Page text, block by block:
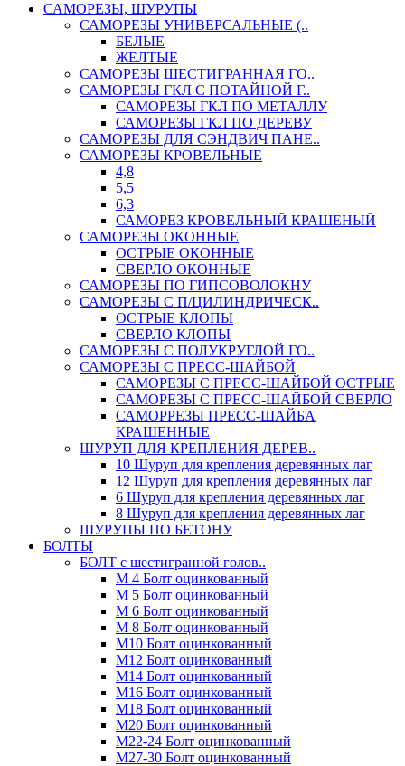
САМОРЕЗЫ, ШУРУПЫ
САМОРЕЗЫ УНИВЕРСАЛЬНЫЕ (..
БЕЛЫЕ
ЖЕЛТЫЕ
САМОРЕЗЫ ШЕСТИГРАННАЯ ГО..
САМОРЕЗЫ ГКЛ С ПОТАЙНОЙ Г..
САМОРЕЗЫ ГКЛ ПО МЕТАЛЛУ
САМОРЕЗЫ ГКЛ ПО ДЕРЕВУ
САМОРЕЗЫ ДЛЯ СЭНДВИЧ ПАНЕ..
САМОРЕЗЫ КРОВЕЛЬНЫЕ
4,8
5,5
6,3
САМОРЕЗ КРОВЕЛЬНЫЙ КРАШЕНЫЙ
САМОРЕЗЫ ОКОННЫЕ
ОСТРЫЕ ОКОННЫЕ
СВЕРЛО ОКОННЫЕ
САМОРЕЗЫ ПО ГИПСОВОЛОКНУ
САМОРЕЗЫ С П/ЦИЛИНДРИЧЕСК..
ОСТРЫЕ КЛОПЫ
СВЕРЛО КЛОПЫ
САМОРЕЗЫ С ПОЛУКРУГЛОЙ ГО..
САМОРЕЗЫ С ПРЕСС-ШАЙБОЙ
САМОРЕЗЫ С ПРЕСС-ШАЙБОЙ ОСТРЫЕ
САМОРЕЗЫ С ПРЕСС-ШАЙБОЙ СВЕРЛО
САМОРРЕЗЫ ПРЕСС-ШАЙБА
КРАШЕННЫЕ
ШУРУП ДЛЯ КРЕПЛЕНИЯ ДЕРЕВ..
10 Шуруп для крепления деревянных лаг
12 Шуруп для крепления деревянных лаг
6 Шуруп для крепления деревянных лаг
8 Шуруп для крепления деревянных лаг
ШУРУПЫ ПО БЕТОНУ
БОЛТЫ
БОЛТ с шестигранной голов..
М 4 Болт оцинкованный
М 5 Болт оцинкованный
М 6 Болт оцинкованный
М 8 Болт оцинкованный
М10 Болт оцинкованный
М12 Болт оцинкованный
М14 Болт оцинкованный
М16 Болт оцинкованный
М18 Болт оцинкованный
М20 Болт оцинкованный
М22-24 Болт оцинкованный
М27-30 Болт оцинкованный